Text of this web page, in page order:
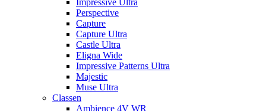
Impressive Ultra
Perspective
Capture
Capture Ultra
Castle Ultra
Eligna Wide
Impressive Patterns Ultra
Majestic
Muse Ultra
Classen
Ambience 4V WR